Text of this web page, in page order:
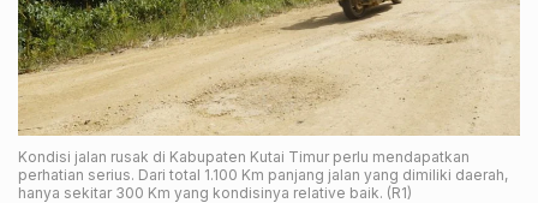
Kondisi jalan rusak di Kabupaten Kutai Timur perlu mendapatkan
perhatian serius. Dari total 1.100 Km panjang jalan yang dimiliki daerah,
hanya sekitar 300 Km yang kondisinya relative baik. (R1)